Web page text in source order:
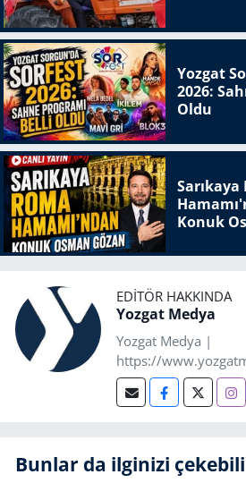
Yozgat
2026:
Oldu
Sarıkaya
Konuk
EDITÖR HAKKINDA
Yozgat Medya
Yozgat Medya |
https://
Bunlar da ilginizi